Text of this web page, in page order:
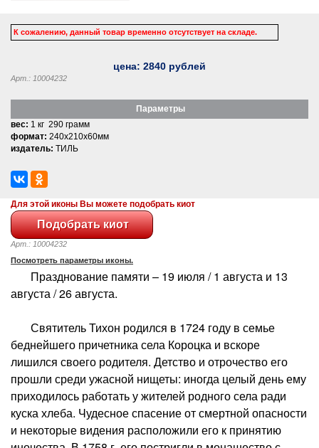
К сожалению, данный товар временно отсутствует на складе.
цена: 2840 рублей
Арт.: 10004232
Параметры
вес: 1 кг 290 грамм
формат: 240x210x60мм
издатель: ТИЛЬ
Для этой иконы Вы можете подобрать киот
Арт.: 10004232
Посмотреть параметры иконы.
Празднование памяти – 19 июля / 1 августа и 13
августа / 26 августа.
Святитель Тихон родился в 1724 году в семье
беднейшего причетника села Короцка и вскоре
лишился своего родителя. Детство и отрочество его
прошли среди ужасной нищеты: иногда целый день ему
приходилось работать у жителей родного села ради
куска хлеба. Чудесное спасение от смертной опасности
и некоторые видения расположили его к принятию